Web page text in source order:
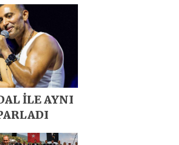
İLE AYNI